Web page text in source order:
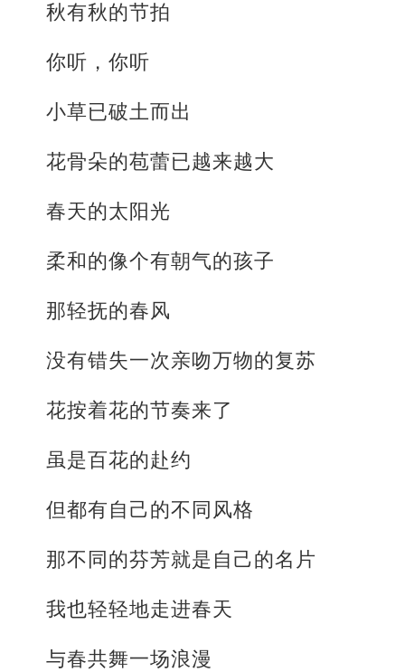
秋有秋的节拍
你听，你听
小草已破土而出
花骨朵的苞蕾已越来越大
春天的太阳光
柔和的像个有朝气的孩子
那轻抚的春风
没有错失一次亲吻万物的复苏
花按着花的节奏来了
虽是百花的赴约
但都有自己的不同风格
那不同的芬芳就是自己的名片
我也轻轻地走进春天
与春共舞一场浪漫